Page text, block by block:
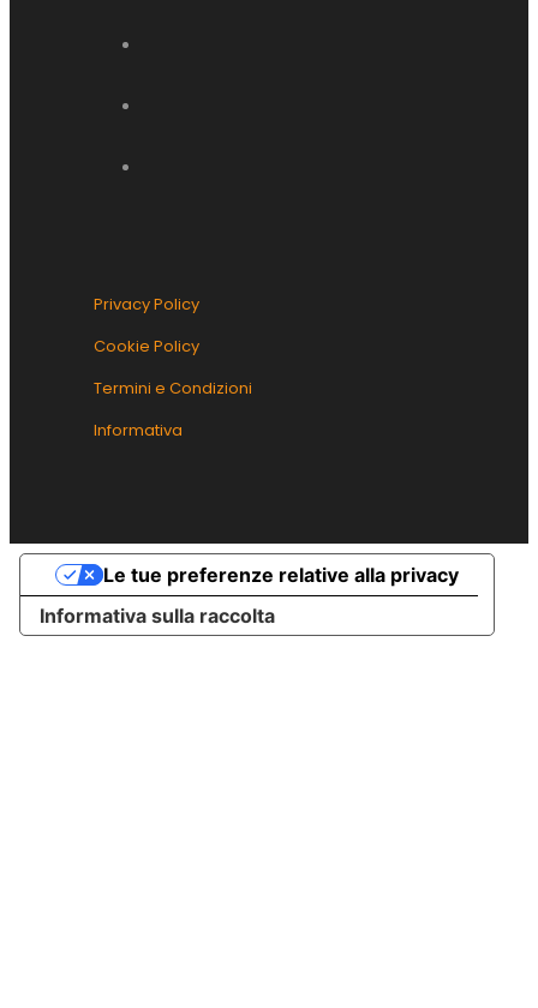
Privacy Policy
Cookie Policy
Termini e Condizioni
Informativa
Informativa sulla raccolta
Le tue preferenze relative alla privacy